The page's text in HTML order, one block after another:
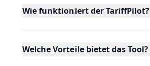
Wie funktioniert der TariffPilot?
Welche Vorteile bietet das Tool?